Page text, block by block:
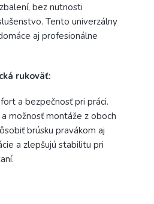
bez nutnosti
Tento univerzálny
aj profesionálne
rukoväť:
a bezpečnosť pri práci.
možnosť montáže z oboch
brúsku pravákom aj
a zlepšujú stabilitu pri